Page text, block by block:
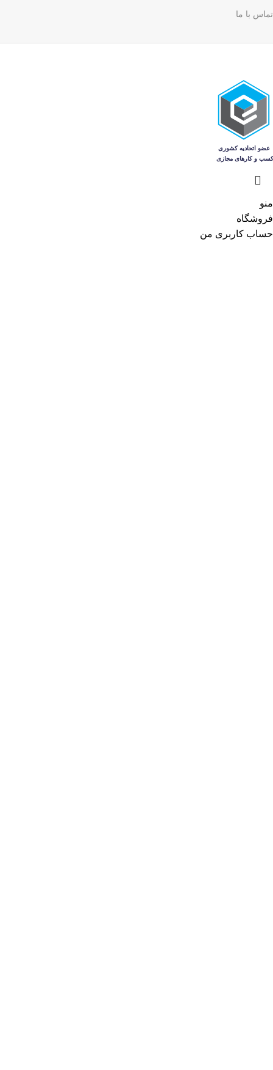
تماس با ما
منو
فروشگاه
حساب کاربری من